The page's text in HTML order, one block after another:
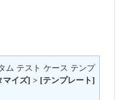
ム テスト ケース テンプ
イズ] > [テンプレート]